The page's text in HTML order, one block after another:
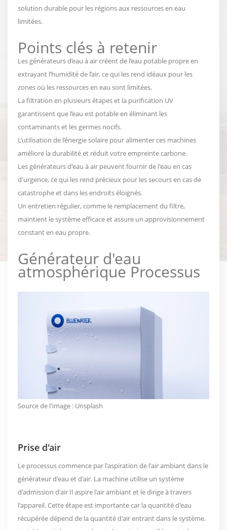
solution durable pour les régions aux ressources en eau
limitées.
Points clés à retenir
Les générateurs d’eau à air créent de l’eau potable propre en
extrayant l’humidité de l’air, ce qui les rend idéaux pour les
zones où les ressources en eau sont limitées.
La filtration en plusieurs étapes et la purification UV
garantissent que l’eau est potable en éliminant les
contaminants et les germes nocifs.
L’utilisation de l’énergie solaire pour alimenter ces machines
améliore la durabilité et réduit votre empreinte carbone.
Les générateurs d'eau à air peuvent fournir de l'eau en cas
d'urgence, ce qui les rend précieux pour les secours en cas de
catastrophe et dans les endroits éloignés.
Un entretien régulier, comme le remplacement du filtre,
maintient le système efficace et assure un approvisionnement
constant en eau propre.
Générateur d'eau
atmosphériqueProcessus
Source de l'image : Unsplash
Prise d'air
Le processus commence par l'aspiration de l'air ambiant dans le
générateur d'eau et d'air. La machine utilise un système
d'admission d'air Il aspire l'air ambiant et le dirige à travers
l'appareil. Cette étape est importante car la quantité d'eau
récupérée dépend de la quantité d'air entrant dans le système.